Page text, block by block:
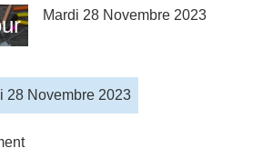
Mardi 28 Novembre 2023
28 Novembre 2023